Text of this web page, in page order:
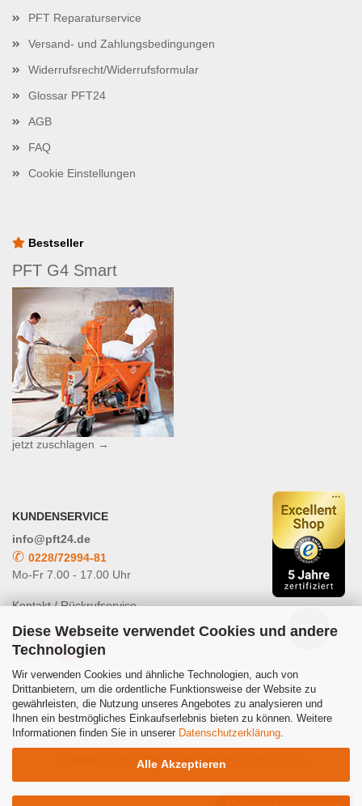
Diese Webseite verwendet Cookies und andere
Technologien
Wir verwenden Cookies und ähnliche Technologien, auch von
Drittanbietern, um die ordentliche Funktionsweise der Website zu
gewährleisten, die Nutzung unseres Angebotes zu analysieren und
Ihnen ein bestmögliches Einkaufserlebnis bieten zu können. Weitere
Informationen finden Sie in unserer Datenschutzerklärung
Alle Akzeptieren
PFT Reparaturservice
Versand- und Zahlungsbedingungen
Widerrufsrecht/Widerrufsformular
Glossar PFT24
AGB
FAQ
Cookie Einstellungen
Bestseller
PFT G4 Smart
jetzt zuschlagen →
KUNDENSERVICE
info@pft24.de
✆ 0228/72994-81
Mo-Fr 7.00 - 17.00 Uhr
Kontakt / Rückrufservice
Powered by Translate
Shopping Cart Software by Gambio.com © 2021